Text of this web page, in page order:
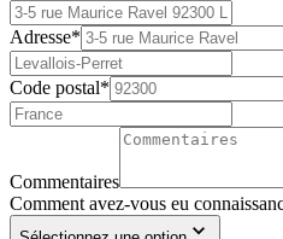
Adresse*
Code postal*
Commentaires
Comment avez-vous eu